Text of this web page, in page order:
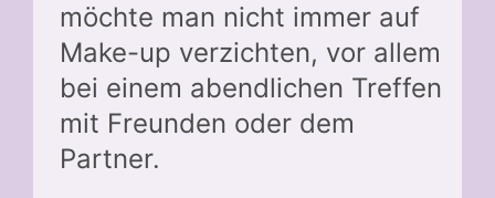
möchte man nicht immer auf
Make-up verzichten, vor allem
bei einem abendlichen Treffen
mit Freunden oder dem
Partner.